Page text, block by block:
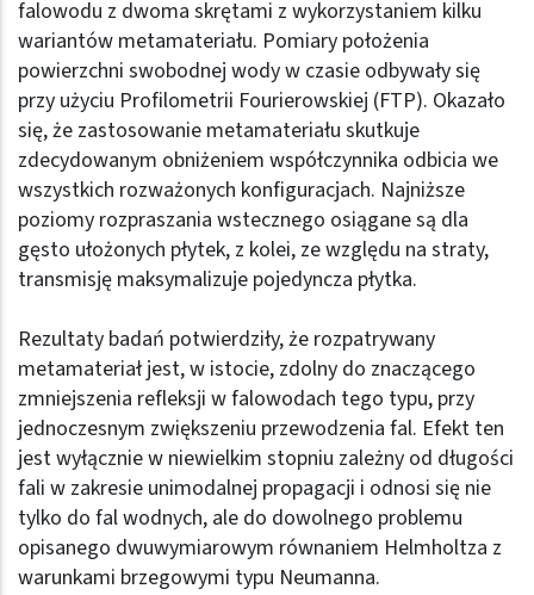
falowodu z dwoma skrętami z wykorzystaniem kilku
wariantów metamateriału. Pomiary położenia
powierzchni swobodnej wody w czasie odbywały się
przy użyciu Profilometrii Fourierowskiej (FTP). Okazało
się, że zastosowanie metamateriału skutkuje
zdecydowanym obniżeniem współczynnika odbicia we
wszystkich rozważonych konfiguracjach. Najniższe
poziomy rozpraszania wstecznego osiągane są dla
gęsto ułożonych płytek, z kolei, ze względu na straty,
transmisję maksymalizuje pojedyncza płytka.
Rezultaty badań potwierdziły, że rozpatrywany
metamateriał jest, w istocie, zdolny do znaczącego
zmniejszenia refleksji w falowodach tego typu, przy
jednoczesnym zwiększeniu przewodzenia fal. Efekt ten
jest wyłącznie w niewielkim stopniu zależny od długości
fali w zakresie unimodalnej propagacji i odnosi się nie
tylko do fal wodnych, ale do dowolnego problemu
opisanego dwuwymiarowym równaniem Helmholtza z
warunkami brzegowymi typu Neumanna.